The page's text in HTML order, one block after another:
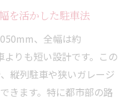
を活かした駐車法
、全幅は約
りも短い設計です。この
縦列駐車や狭いガレージ
きます。特に都市部の路